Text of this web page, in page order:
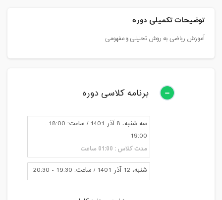
توضیحات تکمیلی دوره
آموزش ریاضی به روش تحلیلی و مفهومی
برنامه کلاسی دوره
سه شنبه، 8 آذر 1401 / ساعت: 18:00 -
19:00
مدت کلاس : 01:00 ساعت
شنبه، 12 آذر 1401 / ساعت: 19:30 - 20:30